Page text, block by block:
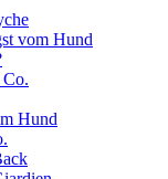
vom Hund
Hund